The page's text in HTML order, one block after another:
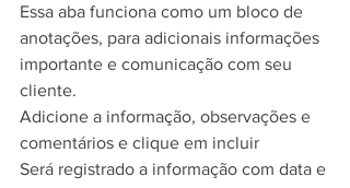
Essa aba funciona como um bloco de
anotações, para adicionais informações
importante e comunicação com seu
cliente.
Adicione a informação, observações e
comentários e clique em incluir
Será registrado a informação com data e